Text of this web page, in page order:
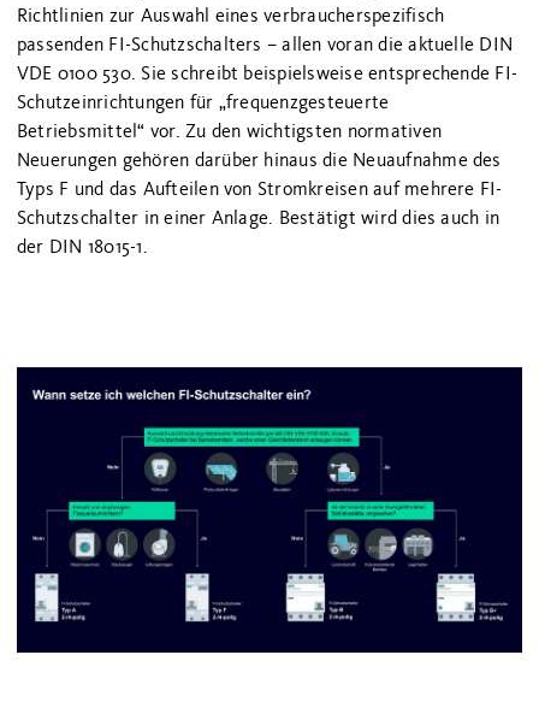
Richtlinien zur Auswahl eines verbraucherspezifisch
passenden FI-Schutzschalters – allen voran die aktuelle DIN
VDE 0100 530. Sie schreibt beispielsweise entsprechende FI-
Schutzeinrichtungen für „frequenzgesteuerte
Betriebsmittel“ vor. Zu den wichtigsten normativen
Neuerungen gehören darüber hinaus die Neuaufnahme des
Typs F und das Aufteilen von Stromkreisen auf mehrere FI-
Schutzschalter in einer Anlage. Bestätigt wird dies auch in
der DIN 18015-1.